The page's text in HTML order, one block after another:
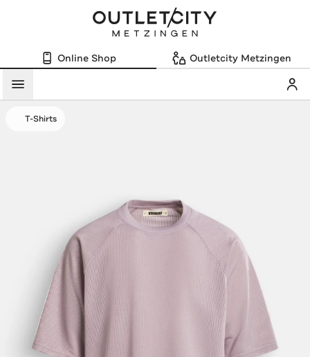
Online Shop Outletcity Metzingen
Menü
T-Shirts